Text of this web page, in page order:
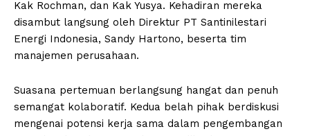
Kak Rochman, dan Kak Yusya. Kehadiran mereka
disambut langsung oleh Direktur PT Santinilestari
Energi Indonesia, Sandy Hartono, beserta tim
manajemen perusahaan.
Suasana pertemuan berlangsung hangat dan penuh
semangat kolaboratif. Kedua belah pihak berdiskusi
mengenai potensi kerja sama dalam pengembangan